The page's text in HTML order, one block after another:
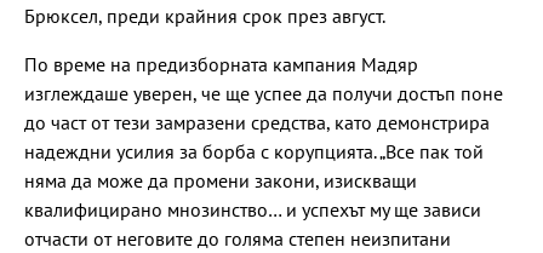
Брюксел, преди крайния срок през август.
По време на предизборната кампания Мадяр
изглеждаше уверен, че ще успее да получи достъп поне
до част от тези замразени средства, като демонстрира
надеждни усилия за борба с корупцията. „Все пак той
няма да може да промени закони, изискващи
квалифицирано мнозинство… и успехът му ще зависи
отчасти от неговите до голяма степен неизпитани